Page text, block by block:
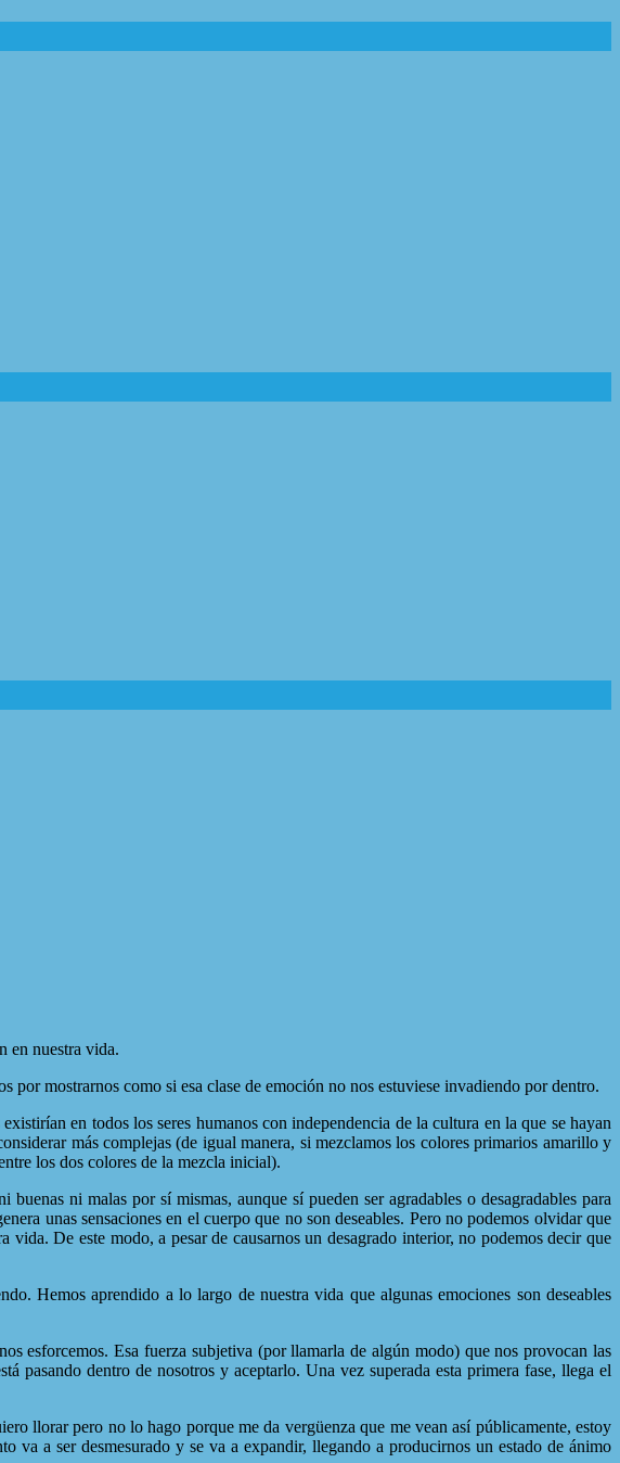
en nuestra vida.
por mostrarnos como si esa clase de emoción no nos estuviese invadiendo por dentro.
en todos los seres humanos con independencia de la cultura en la que se hayan
más complejas (de igual manera, si mezclamos los colores primarios amarillo y
los dos colores de la mezcla inicial).
ni malas por sí mismas, aunque sí pueden ser agradables o desagradables para
unas sensaciones en el cuerpo que no son deseables. Pero no podemos olvidar que
De este modo, a pesar de causarnos un desagrado interior, no podemos decir que
Hemos aprendido a lo largo de nuestra vida que algunas emociones son deseables
esforcemos. Esa fuerza subjetiva (por llamarla de algún modo) que nos provocan las
pasando dentro de nosotros y aceptarlo. Una vez superada esta primera fase, llega el
llorar pero no lo hago porque me da vergüenza que me vean así públicamente, estoy
va a ser desmesurado y se va a expandir, llegando a producirnos un estado de ánimo